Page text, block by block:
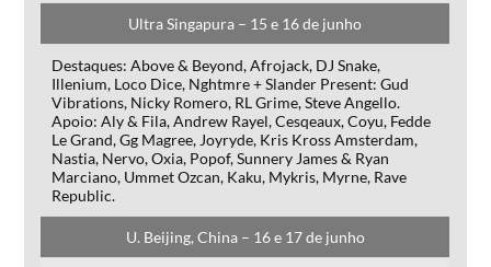
Ultra Singapura – 15 e 16 de junho
Destaques: Above & Beyond, Afrojack, DJ Snake,
Illenium, Loco Dice, Nghtmre + Slander Present: Gud
Vibrations, Nicky Romero, RL Grime, Steve Angello.
Apoio: Aly & Fila, Andrew Rayel, Cesqeaux, Coyu, Fedde
Le Grand, Gg Magree, Joyryde, Kris Kross Amsterdam,
Nastia, Nervo, Oxia, Popof, Sunnery James & Ryan
Marciano, Ummet Ozcan, Kaku, Mykris, Myrne, Rave
Republic.
U. Beijing, China – 16 e 17 de junho